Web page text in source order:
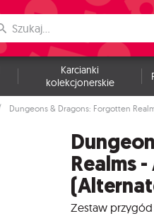
Karcianki
kolekcjonerskie
Dungeons & Dragons: Forgotten
Realms
Zestaw